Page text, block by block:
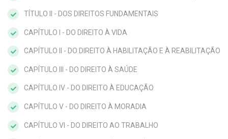
TÍTULO II - DOS DIREITOS FUNDAMENTAIS
CAPÍTULO I - DO DIREITO À VIDA
CAPÍTULO II - DO DIREITO À HABILITAÇÃO E À REABILITAÇÃO
CAPÍTULO III - DO DIREITO À SAÚDE
CAPÍTULO IV - DO DIREITO À EDUCAÇÃO
CAPÍTULO V - DO DIREITO À MORADIA
CAPÍTULO VI - DO DIREITO AO TRABALHO